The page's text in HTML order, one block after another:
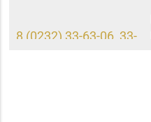
8 (0232) 33-63-06, 33-